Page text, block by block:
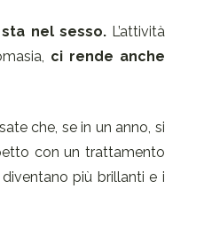
nel sesso. L’attività
ci rende anche
che, se in un anno, si
con un trattamento
più brillanti e i